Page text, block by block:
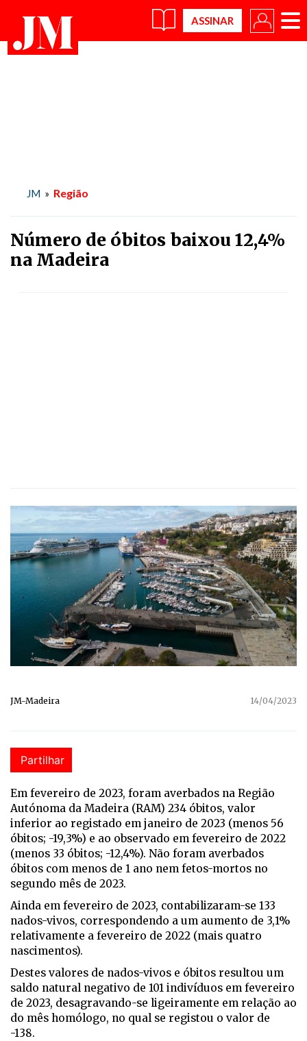
×
JM » Região
Número de óbitos baixou 12,4%
na Madeira
JM-Madeira 14/04/2023
Partilhar
Em fevereiro de 2023, foram averbados na Região
Autónoma da Madeira (RAM) 234 óbitos, valor
inferior ao registado em janeiro de 2023 (menos 56
óbitos; -19,3%) e ao observado em fevereiro de 2022
(menos 33 óbitos; -12,4%). Não foram averbados
óbitos com menos de 1 ano nem fetos-mortos no
segundo mês de 2023.
Ainda em fevereiro de 2023, contabilizaram-se 133
nados-vivos, correspondendo a um aumento de 3,1%
relativamente a fevereiro de 2022 (mais quatro
nascimentos).
Destes valores de nados-vivos e óbitos resultou um
saldo natural negativo de 101 indivíduos em fevereiro
de 2023, desagravando-se ligeiramente em relação ao
do mês homólogo, no qual se registou o valor de
-138.